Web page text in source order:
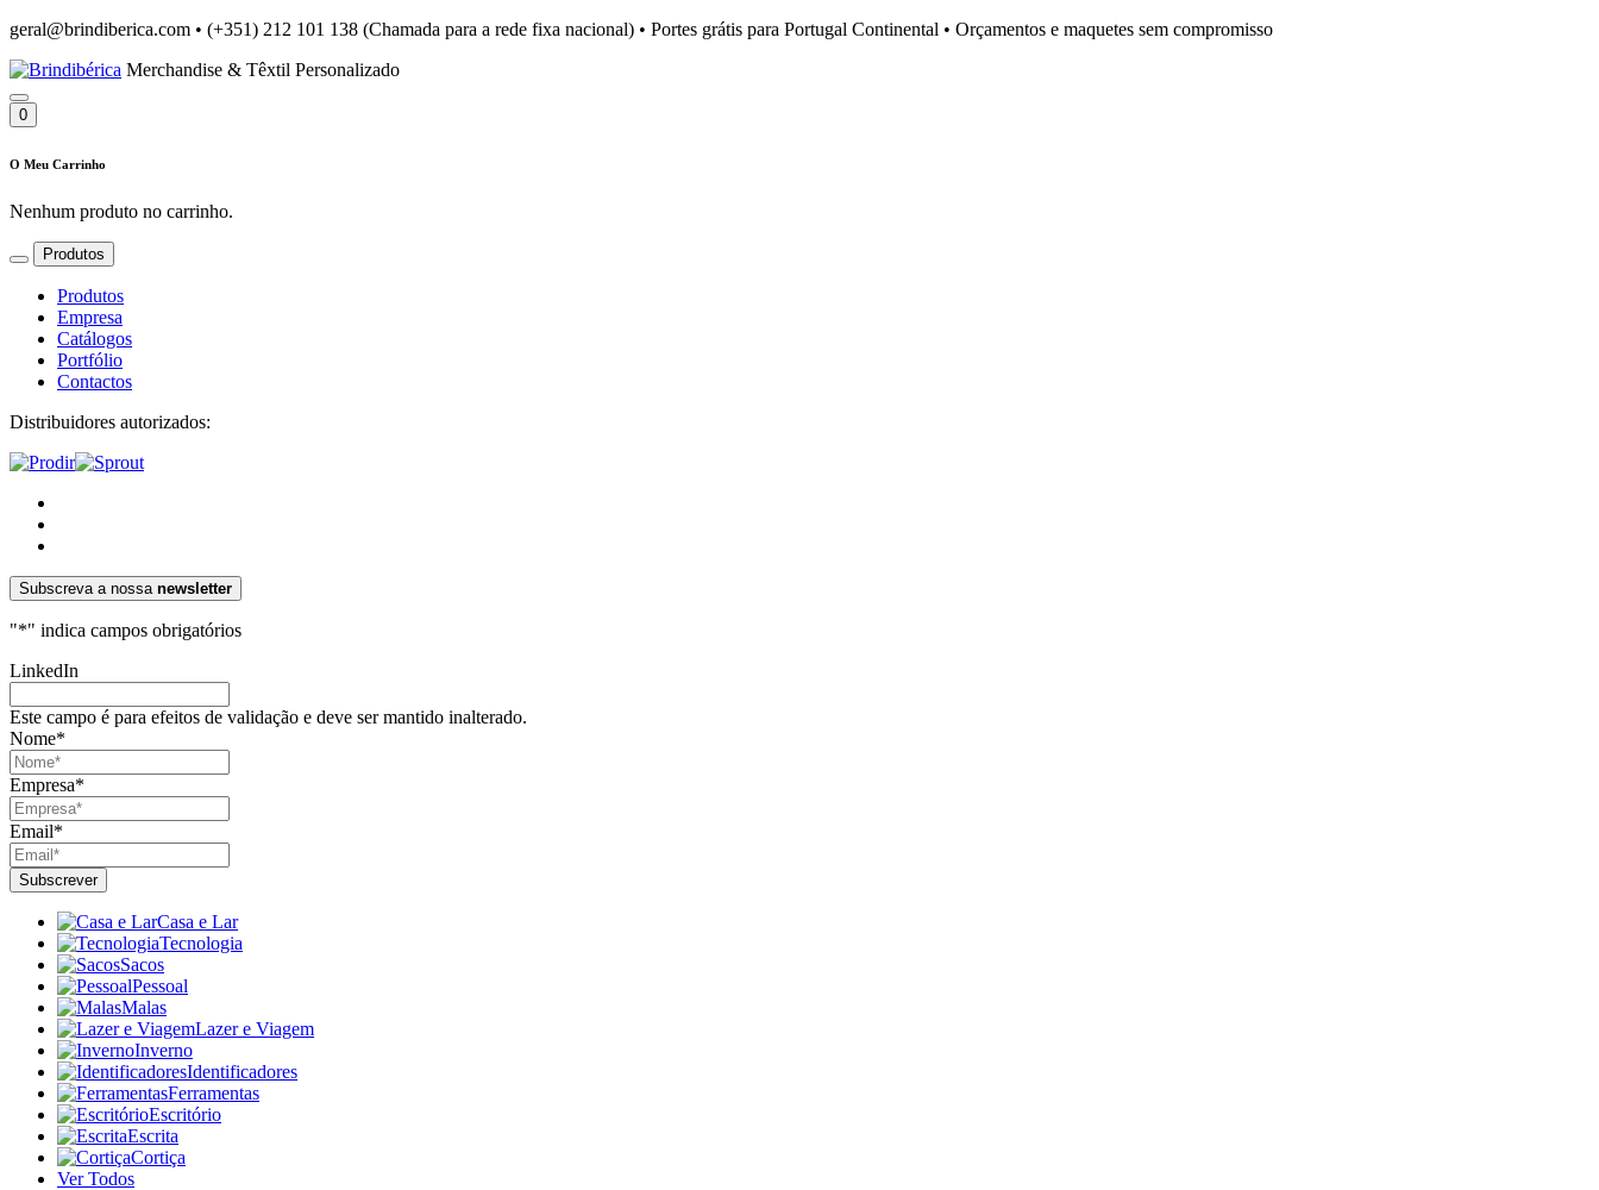
geral@brindiberica.com • (+351) 212 101 138 (Chamada para a rede fixa nacional) • Portes grátis para Portugal Continental • Orçamentos e maquetes sem compromisso
Merchandise & Têxtil Personalizado
0
O Meu Carrinho
Nenhum produto no carrinho.
Produtos
Produtos
Empresa
Catálogos
Portfólio
Contactos
Distribuidores autorizados:
Subscreva a nossa newsletter
"*" indica campos obrigatórios
LinkedIn
Este campo é para efeitos de validação e deve ser mantido inalterado.
Nome*
Empresa*
Email*
Casa e Lar
Tecnologia
Sacos
Pessoal
Malas
Lazer e Viagem
Inverno
Identificadores
Ferramentas
Escritório
Escrita
Cortiça
Ver Todos